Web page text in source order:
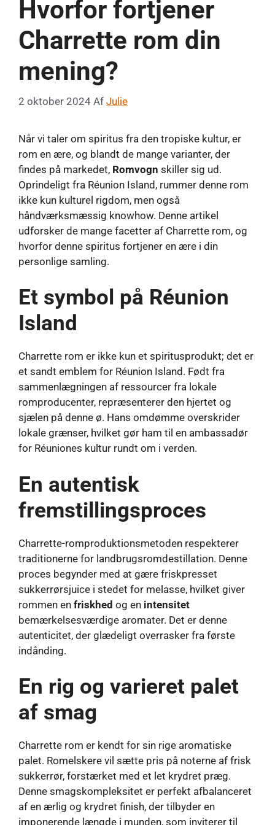
Hvorfor fortjener
Charrette rom din
mening?
2 oktober 2024 Af Julie
Når vi taler om spiritus fra den tropiske kultur, er
rom en ære, og blandt de mange varianter, der
findes på markedet, Romvogn skiller sig ud.
Oprindeligt fra Réunion Island, rummer denne rom
ikke kun kulturel rigdom, men også
håndværksmæssig knowhow. Denne artikel
udforsker de mange facetter af Charrette rom, og
hvorfor denne spiritus fortjener en ære i din
personlige samling.
Et symbol på Réunion
Island
Charrette rom er ikke kun et spiritusprodukt; det er
et sandt emblem for Réunion Island. Født fra
sammenlægningen af ​​ressourcer fra lokale
romproducenter, repræsenterer den hjertet og
sjælen på denne ø. Hans omdømme overskrider
lokale grænser, hvilket gør ham til en ambassadør
for Réuniones kultur rundt om i verden.
En autentisk
fremstillingsproces
Charrette-romproduktionsmetoden respekterer
traditionerne for landbrugsromdestillation. Denne
proces begynder med at gære friskpresset
sukkerrørsjuice i stedet for melasse, hvilket giver
rommen en friskhed og en intensitet
bemærkelsesværdige aromater. Det er denne
autenticitet, der glædeligt overrasker fra første
indånding.
En rig og varieret palet
af smag
Charrette rom er kendt for sin rige aromatiske
palet. Romelskere vil sætte pris på noterne af frisk
sukkerrør, forstærket med et let krydret præg.
Denne smagskompleksitet er perfekt afbalanceret
af en ærlig og krydret finish, der tilbyder en
imponerende længde i munden, som inviterer til